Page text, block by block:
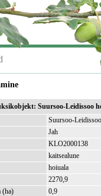
Suursoo-Leidissoo
Suursoo-
Jah
KLO2000138
kaitsealune
hoiuala
2270,9
(ha)
0,9